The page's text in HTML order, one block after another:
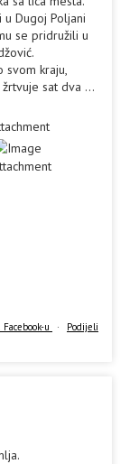
Dugoj Poljani
se pridružili u
svom kraju,
sat dva ...
u · Podijeli